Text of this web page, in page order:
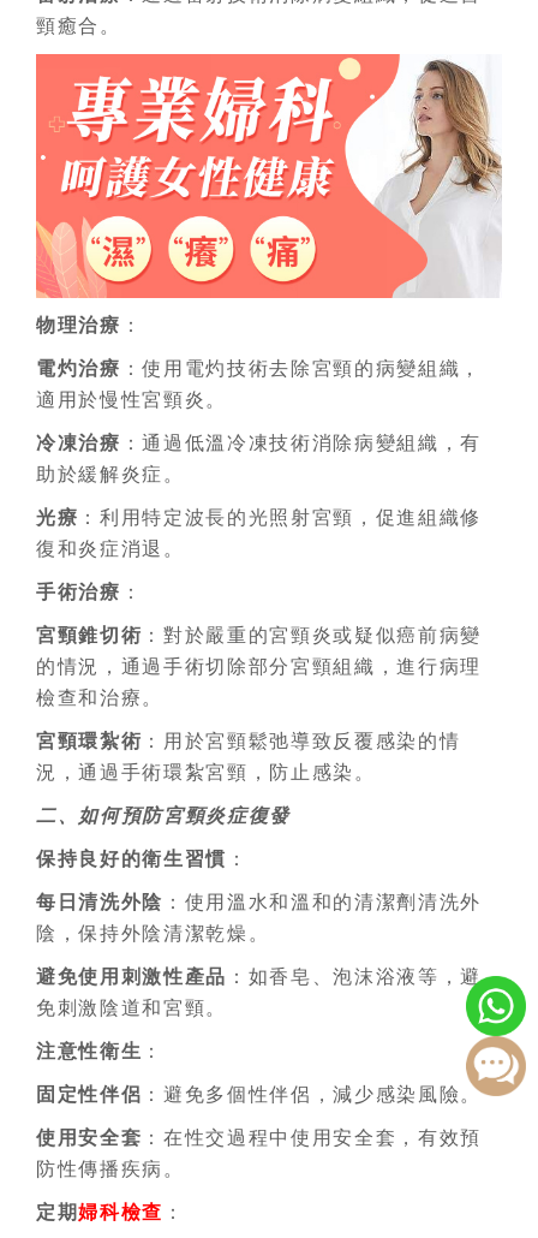
頸癒合。
物理治療 ：
電灼治療 ：使用電灼技術去除宮頸的病變組織，
適用於慢性宮頸炎。
冷凍治療 ：通過低溫冷凍技術消除病變組織，有
助於緩解炎症。
光療 ：利用特定波長的光照射宮頸，促進組織修
復和炎症消退。
手術治療 ：
宮頸錐切術 ：對於嚴重的宮頸炎或疑似癌前病變
的情況，通過手術切除部分宮頸組織，進行病理
檢查和治療。
宮頸環紮術 ：用於宮頸鬆弛導致反覆感染的情
況，通過手術環紮宮頸，防止感染。
二、如何預防宮頸炎症復發
保持良好的衛生習慣 ：
每日清洗外陰 ：使用溫水和溫和的清潔劑清洗外
陰，保持外陰清潔乾燥。
避免使用刺激性產品 ：如香皂、泡沫浴液等，避
免刺激陰道和宮頸。
注意性衛生 ：
固定性伴侶 ：避免多個性伴侶，減少感染風險。
使用安全套 ：在性交過程中使用安全套，有效預
防性傳播疾病。
定期婦科檢查 ：